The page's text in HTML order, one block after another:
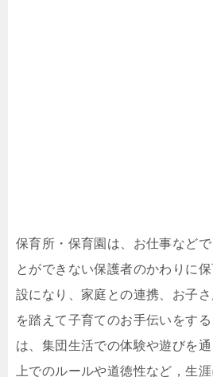
保育所・保育園は、お仕事など
とができない保護者のかわりに
設になり、家庭との連携、お子
を踏えて子育てのお手伝いをす
は、集団生活での体験や遊びを
上でのルールや道徳性など，生